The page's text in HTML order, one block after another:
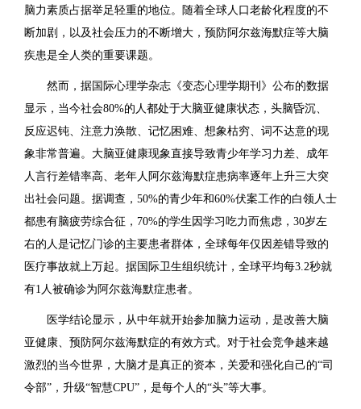
脑力素质占据举足轻重的地位。随着全球人口老龄化程度的不
断加剧，以及社会压力的不断增大，预防阿尔兹海默症等大脑
疾患是全人类的重要课题。
然而，据国际心理学杂志《变态心理学期刊》公布的数据
显示，当今社会80%的人都处于大脑亚健康状态，头脑昏沉、
反应迟钝、注意力涣散、记忆困难、想象枯穷、词不达意的现
象非常普遍。大脑亚健康现象直接导致青少年学习力差、成年
人言行差错率高、老年人阿尔兹海默症患病率逐年上升三大突
出社会问题。据调查，50%的青少年和60%伏案工作的白领人士
都患有脑疲劳综合征，70%的学生因学习吃力而焦虑，30岁左
右的人是记忆门诊的主要患者群体，全球每年仅因差错导致的
医疗事故就上万起。据国际卫生组织统计，全球平均每3.2秒就
有1人被确诊为阿尔兹海默症患者。
医学结论显示，从中年就开始参加脑力运动，是改善大脑
亚健康、预防阿尔兹海默症的有效方式。对于社会竞争越来越
激烈的当今世界，大脑才是真正的资本，关爱和强化自己的“司
令部”，升级“智慧CPU”，是每个人的“头”等大事。